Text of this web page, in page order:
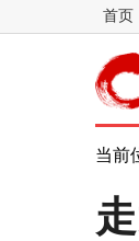
首页
当前